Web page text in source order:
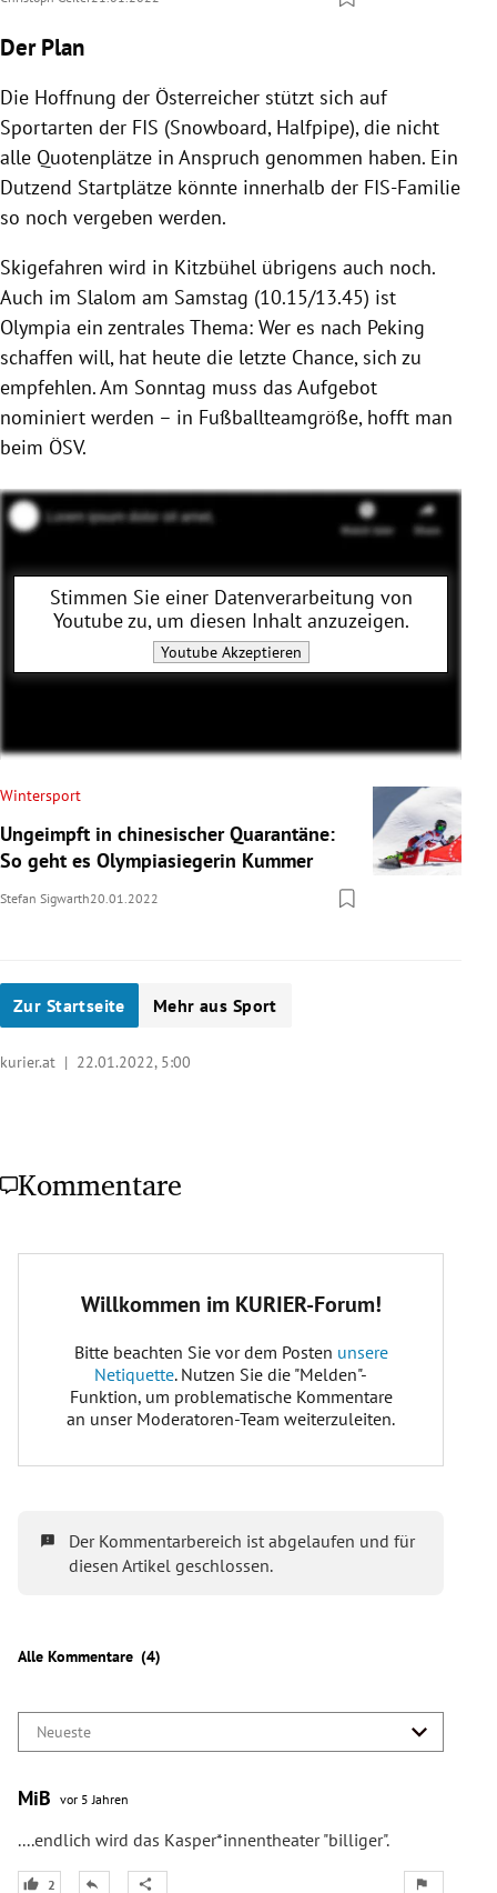
Der Plan
Die Hoffnung der Österreicher stützt sich auf
Sportarten der FIS (Snowboard, Halfpipe), die nicht
alle Quotenplätze in Anspruch genommen haben. Ein
Dutzend Startplätze könnte innerhalb der FIS-Familie
so noch vergeben werden.
Skigefahren wird in Kitzbühel übrigens auch noch.
Auch im Slalom am Samstag (10.15/13.45) ist
Olympia ein zentrales Thema: Wer es nach Peking
schaffen will, hat heute die letzte Chance, sich zu
empfehlen. Am Sonntag muss das Aufgebot
nominiert werden – in Fußballteamgröße, hofft man
beim ÖSV.
Stimmen Sie einer Datenverarbeitung von
Youtubezu, um diesen Inhalt anzuzeigen.
YoutubeAkzeptieren
Wintersport
Ungeimpft in chinesischer Quarantäne:
So geht es Olympiasiegerin Kummer
Stefan Sigwarth20.01.2022
Zur Startseite Mehr aus Sport
kurier.at | 22.01.2022, 5:00
Kommentare